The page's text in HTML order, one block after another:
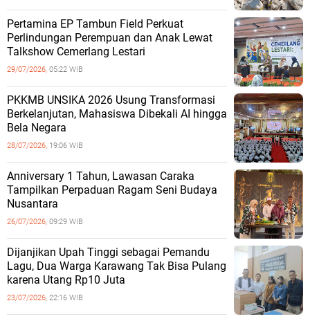
Pertamina EP Tambun Field Perkuat
Perlindungan Perempuan dan Anak Lewat
Talkshow Cemerlang Lestari
29/07/2026, 05:22 WIB
PKKMB UNSIKA 2026 Usung Transformasi
Berkelanjutan, Mahasiswa Dibekali AI hingga
Bela Negara
28/07/2026, 19:06 WIB
Anniversary 1 Tahun, Lawasan Caraka
Tampilkan Perpaduan Ragam Seni Budaya
Nusantara
26/07/2026, 09:29 WIB
Dijanjikan Upah Tinggi sebagai Pemandu
Lagu, Dua Warga Karawang Tak Bisa Pulang
karena Utang Rp10 Juta
23/07/2026, 22:16 WIB